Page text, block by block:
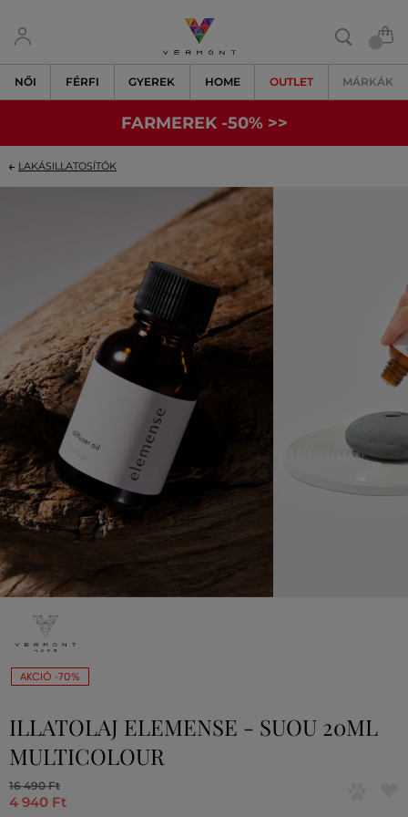
NŐI FÉRFI GYEREK HOME OUTLET MÁRKÁK
FARMEREK -50% >>
LAKÁSILLATOSÍTÓK
AKCIÓ -70%
ILLATOLAJ ELEMENSE - SUOU 20ML
MULTICOLOUR
16 490 Ft
4 940 Ft